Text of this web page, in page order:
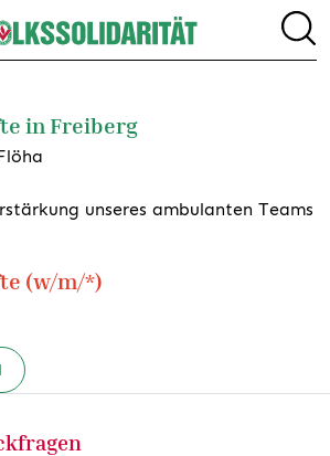
in Freiberg
unseres ambulanten Teams
(w/m/*)